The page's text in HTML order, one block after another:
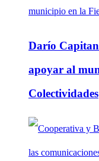
Darío
apoyar al
Colectividades